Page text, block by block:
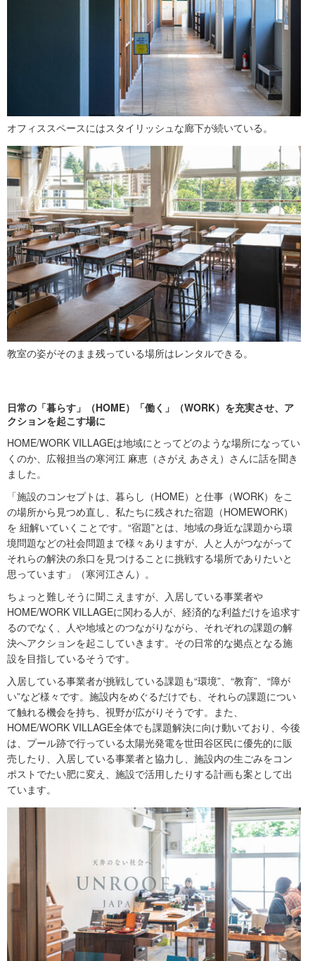
オフィススペースにはスタイリッシュな廊下が続いている。
教室の姿がそのまま残っている場所はレンタルできる。
日常の「暮らす」（HOME）「働く」（WORK）を充実させ、ア
クションを起こす場に
HOME/WORK VILLAGEは地域にとってどのような場所になってい
くのか、広報担当の寒河江 麻恵（さがえ あさえ）さんに話を聞き
ました。
「施設のコンセプトは、暮らし（HOME）と仕事（WORK）をこ
の場所から見つめ直し、私たちに残された宿題（HOMEWORK）
を 紐解いていくことです。“宿題”とは、地域の身近な課題から環
境問題などの社会問題まで様々ありますが、人と人がつながって
それらの解決の糸口を見つけることに挑戦する場所でありたいと
思っています」（寒河江さん）。
ちょっと難しそうに聞こえますが、入居している事業者や
HOME/WORK VILLAGEに関わる人が、経済的な利益だけを追求す
るのでなく、人や地域とのつながりながら、それぞれの課題の解
決へアクションを起こしていきます。その日常的な拠点となる施
設を目指しているそうです。
入居している事業者が挑戦している課題も“環境”、“教育”、“障が
い”など様々です。施設内をめぐるだけでも、それらの課題につい
て触れる機会を持ち、視野が広がりそうです。また、
HOME/WORK VILLAGE全体でも課題解決に向け動いており、今後
は、プール跡で行っている太陽光発電を世田谷区民に優先的に販
売したり、入居している事業者と協力し、施設内の生ごみをコン
ポストでたい肥に変え、施設で活用したりする計画も案として出
ています。